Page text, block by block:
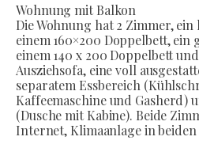
Wohnung mit Balkon
Die Wohnung hat 2 Zimmer,
einem 160×200 Doppelbett,
einem 140 x 200 Doppelbett
Ausziehsofa, eine voll
separatem Essbereich
Kaffeemaschine und Gasherd)
(Dusche mit Kabine). Beide
Internet, Klimaanlage in